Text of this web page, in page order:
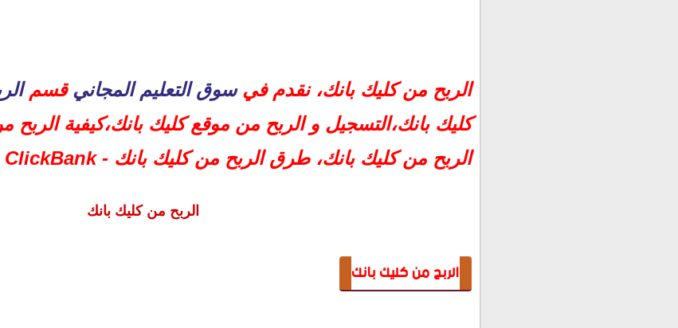
الربح من كليك بانك
تعريف شركة كليك بانك
مميزات شركة كليك بانك:
طريقة التسجيل فى كليك بانك:
بعد ذلك تكتب المعلومات بشكل صحيح ومركز كالتالي
الربح من كليك بانك، نقدم فيسوق التعليم المجاني قسم
كليك بانك،التسجيل و الربح من موقع كليك بانك،كيفية الربح
الربح من كليك بانك، طرق الربح من كليك بانك - ClickBank
الربح من كليك بانك
الربح من كليك بانك